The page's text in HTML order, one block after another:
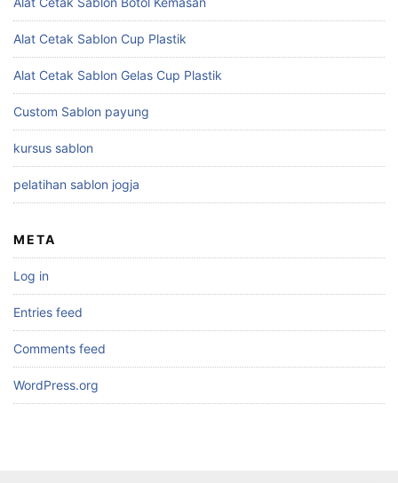
Alat Cetak Sablon Cup Plastik
Alat Cetak Sablon Gelas Cup Plastik
Custom Sablon payung
kursus sablon
pelatihan sablon jogja
META
Log in
Entries feed
Comments feed
WordPress.org